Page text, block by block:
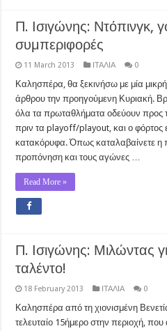
Π. Ισιγώνης: Ντόπινγκ,
συμπεριφορές
11 March 2013 ΙΤΑΛΙΑ 0
Καλησπέρα, θα ξεκινήσω με μία
άρθρου την προηγούμενη Κυριακή.
όλα τα πρωταθλήματα οδεύουν προς
πριν τα playoff/playout, και ο φόρτος
κατακόρυφα. Όπως καταλαβαίνετε η
προπόνηση και τους αγώνες …
Read More »
Π. Ισιγώνης: Μιλώντας
ταλέντο!
18 February 2013 ΙΤΑΛΙΑ 0
Καλησπέρα από τη χιονισμένη
τελευταίο 15ήμερο στην περιοχή,